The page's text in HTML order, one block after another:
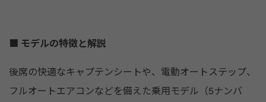
■ モデルの特徴と解説
後席の快適なキャプテンシートや、電動オートステップ、
フルオートエアコンなどを備えた乗用モデル（5ナンバ